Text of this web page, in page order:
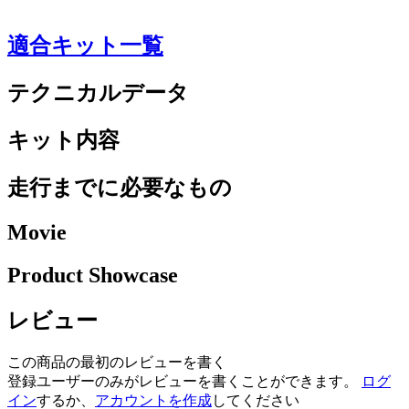
適合キット一覧
テクニカルデータ
キット内容
走行までに必要なもの
Movie
Product Showcase
レビュー
この商品の最初のレビューを書く
登録ユーザーのみがレビューを書くことができます。
ログ
インするか、 アカウントを作成してください